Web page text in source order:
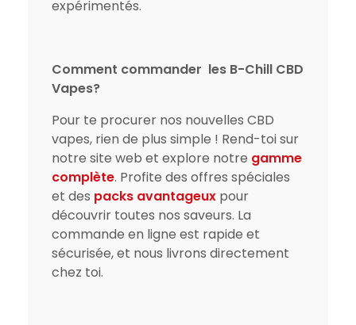
expérimentés.
Comment commander les B-Chill CBD
Vapes?
Pour te procurer nos nouvelles CBD
vapes, rien de plus simple ! Rend-toi sur
notre site web et explore notre gamme
complète. Profite des offres spéciales
et des packs avantageux pour
découvrir toutes nos saveurs. La
commande en ligne est rapide et
sécurisée, et nous livrons directement
chez toi.